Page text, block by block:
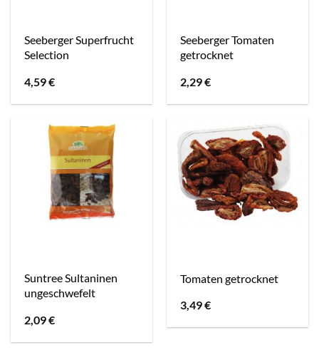
Seeberger Superfrucht
Selection
4,59€
Seeberger Tomaten
getrocknet
2,29€
Suntree Sultaninen
ungeschwefelt
2,09€
Tomaten getrocknet
3,49€